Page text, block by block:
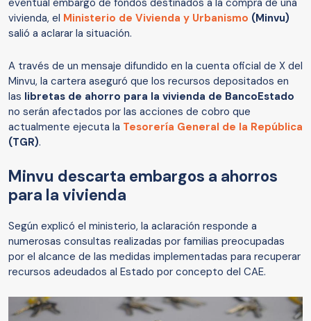
eventual embargo de fondos destinados a la compra de una
vivienda, el Ministerio de Vivienda y Urbanismo (Minvu)
salió a aclarar la situación.
A través de un mensaje difundido en la cuenta oficial de X del
Minvu, la cartera aseguró que los recursos depositados en
las libretas de ahorro para la vivienda de BancoEstado
no serán afectados por las acciones de cobro que
actualmente ejecuta la Tesorería General de la República
(TGR).
Minvu descarta embargos a ahorros
para la vivienda
Según explicó el ministerio, la aclaración responde a
numerosas consultas realizadas por familias preocupadas
por el alcance de las medidas implementadas para recuperar
recursos adeudados al Estado por concepto del CAE.